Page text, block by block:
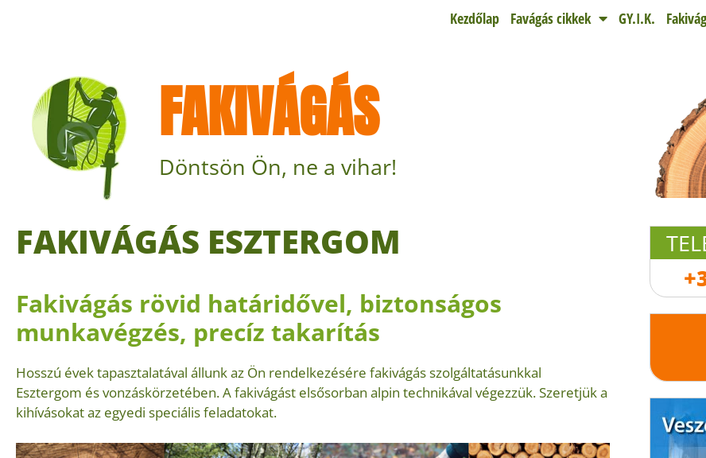
Kezdőlap Favágás cikkek GY.I.K.
FAKIVÁGÁS
Döntsön Ön, ne a vihar!
FAKIVÁGÁS ESZTERGOM
Fakivágás rövid határidővel, biztonságos
munkavégzés, precíz takarítás
Hosszú évek tapasztalatával állunk az Ön rendelkezésére fakivágás szolgáltatásunkkal
Esztergom és vonzáskörzetében. A fakivágást elsősorban alpin technikával végezzük. Szeretjük a
kihívásokat az egyedi speciális feladatokat.